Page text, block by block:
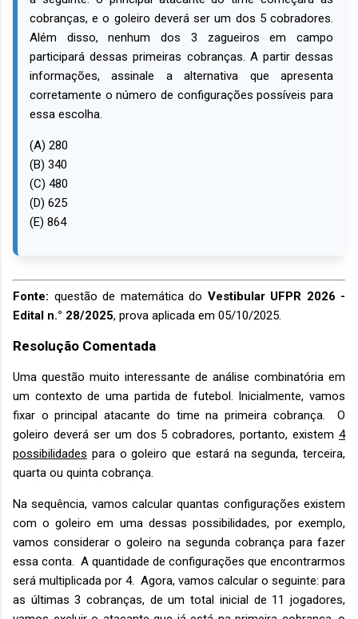
cobranças, e o goleiro deverá ser um dos 5 cobradores.
Além disso, nenhum dos 3 zagueiros em campo
participará dessas primeiras cobranças. A partir dessas
informações, assinale a alternativa que apresenta
corretamente o número de configurações possíveis para
essa escolha.
(A) 280
(B) 340
(C) 480
(D) 625
(E) 864
Fonte: questão de matemática do Vestibular UFPR 2026 -
Edital n.° 28/2025, prova aplicada em 05/10/2025.
Resolução Comentada
Uma questão muito interessante de análise combinatória em
um contexto de uma partida de futebol. Inicialmente, vamos
fixar o principal atacante do time na primeira cobrança. O
goleiro deverá ser um dos 5 cobradores, portanto, existem 4
possibilidades para o goleiro que estará na segunda, terceira,
quarta ou quinta cobrança.
Na sequência, vamos calcular quantas configurações existem
com o goleiro em uma dessas possibilidades, por exemplo,
vamos considerar o goleiro na segunda cobrança para fazer
essa conta. A quantidade de configurações que encontrarmos
será multiplicada por 4. Agora, vamos calcular o seguinte: para
as últimas 3 cobranças, de um total inicial de 11 jogadores,